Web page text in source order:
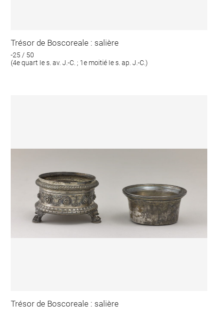
Trésor de Boscoreale : salière
-25 / 50
(4e quart Ie s. av. J.-C. ; 1e moitié Ie s. ap. J.-C.)
Trésor de Boscoreale : salière